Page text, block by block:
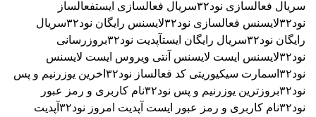
سریال فعالسازی نود۳۲ سریال فعالسازی ایستفعالساز
نود۳۲
لایسنس فعالسازی نود۳۲ لایسنس رایگان نود۳۲
سریال
رایگان نود۳۲
سریال رایگان ایستآپدیت نود۳۲
بروزرسانی
نود۳۲
لایسنس ایست لایسنس آنتی ویروس ایست لایسنس
نود۳۲اسمارت سیکیوریتی
کد فعالساز نود۳۲
اخرین یوزرنیم و پس
نود۳۲
بروزترین یوزرنیم و پس نود۳۲
نام کاربری و رمز عبور
نود۳۲
نام کاربری و رمز عبور ایست آپدیت امروز نود۳۲
آپدیت